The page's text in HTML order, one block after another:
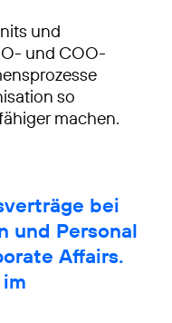
und
und COO-
so
machen.
bei
und Personal
Affairs.